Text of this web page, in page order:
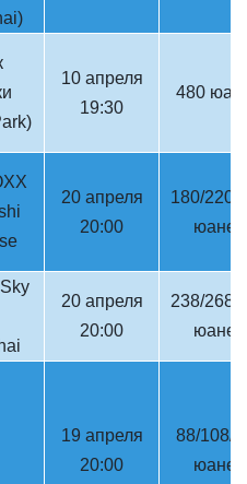
10 апреля
19:30
480
20 апреля
20:00
180/220/
юаней
20 апреля
20:00
238/268/
юаней
19 апреля
20:00
88/108/
юаней